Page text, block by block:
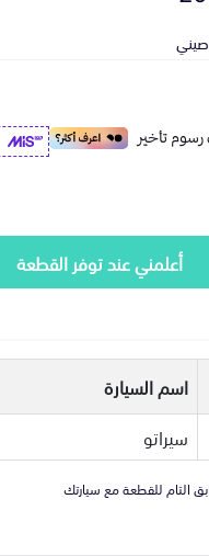
صيني
أعلمني عند توفر القطعة
اسم السيارة
سيراتو